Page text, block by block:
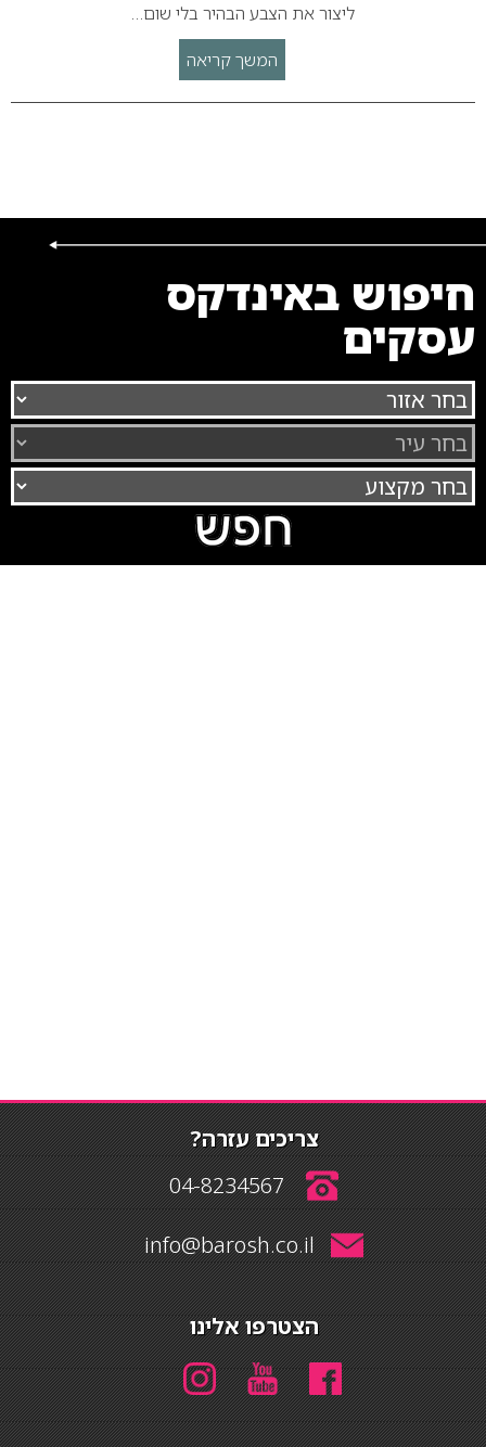
ליצור את הצבע הבהיר בלי שום…
המשך קריאה
חיפוש באינדקס
עסקים
צריכים עזרה?
04-8234567
info@barosh.co.il
הצטרפו אלינו